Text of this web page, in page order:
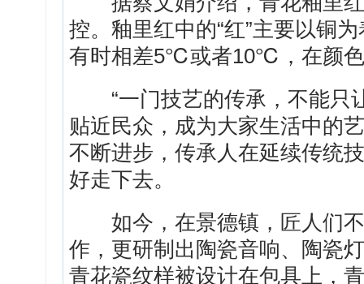
控。釉里红中的“红”主要以铜
有时相差5℃或者10℃，在颜色
“一门技艺的传承，不能只
贴近民众，成为大家生活中的
不断进步，传承人在延续传统
好走下去。
如今，在景德镇，匠人们不
作，更研制出陶瓷音响、陶瓷
青花瓷纹样被设计在包具上，